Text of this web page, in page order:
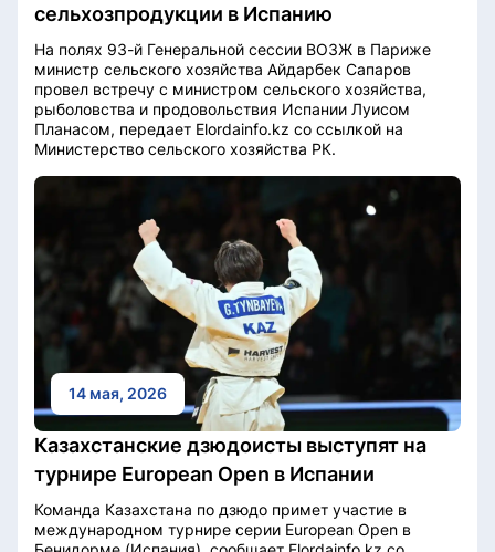
сельхозпродукции в Испанию
На полях 93-й Генеральной сессии ВОЗЖ в Париже
министр сельского хозяйства Айдарбек Сапаров
провел встречу с министром сельского хозяйства,
рыболовства и продовольствия Испании Луисом
Планасом, передает Elordainfo.kz со ссылкой на
Министерство сельского хозяйства РК.
14 мая, 2026
Казахстанские дзюдоисты выступят на
турнире European Open в Испании
Команда Казахстана по дзюдо примет участие в
международном турнире серии European Open в